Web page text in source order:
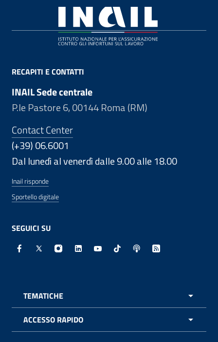
RECAPITI E CONTATTI
INAIL Sede centrale
P.le Pastore 6, 00144 Roma (RM)
Contact Center
(+39) 06.6001
Dal lunedì al venerdì dalle 9.00 alle 18.00
Inail risponde
Sportello digitale
SEGUICI SU
Facebook - Sito esterno - Apertura in nuova finestra
X - Sito esterno - Apertura in nuova finestra
Instagram - Sito esterno - Apertura in
Linkedin - Sito esterno - Apertura in
Youtube - Sito esterno -
TikTok - Sito esterno -
Spreaker - Sito
Feed RSS -
TEMATICHE
ACCESSO RAPIDO